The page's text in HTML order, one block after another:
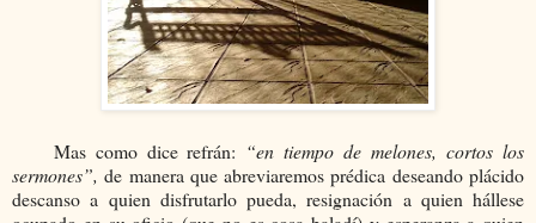
Mas como dice refrán: “en tiempo de melones, cortos los
sermones”, de manera que abreviaremos prédica deseando plácido
descanso a quien disfrutarlo pueda, resignación a quien hállese